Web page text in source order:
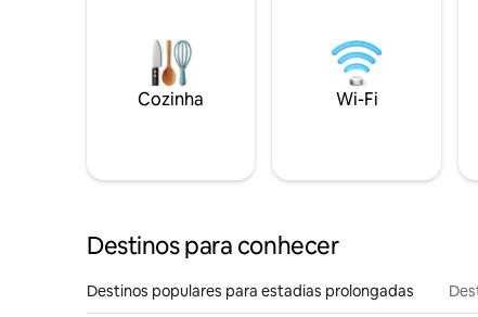
Cozinha Wi-Fi
Destinos para conhecer
Destinos populares para estadias prolongadas